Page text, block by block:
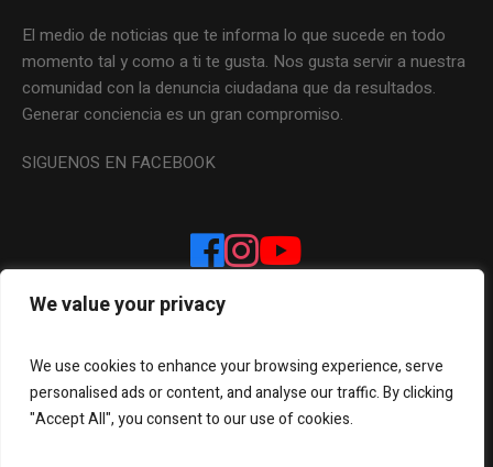
We value your privacy
We use cookies to enhance your browsing experience, serve
personalised ads or content, and analyse our traffic. By clicking
"Accept All", you consent to our use of cookies.
El medio de noticias que te informa lo que sucede en todo
momento tal y como a ti te gusta. Nos gusta servir a nuestra
comunidad con la denuncia ciudadana que da resultados.
Generar conciencia es un gran compromiso.
SIGUENOS EN FACEBOOK